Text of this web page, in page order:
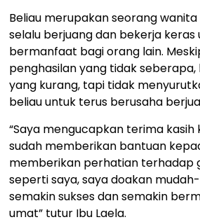
Beliau merupakan seorang
selalu berjuang dan bekerja keras
bermanfaat bagi orang lain.
penghasilan yang tidak
yang kurang, tapi tidak
beliau untuk terus berusaha
“Saya mengucapkan terima kasih
sudah memberikan bantuan
memberikan perhatian terhadap
seperti saya, saya doakan
semakin sukses dan semakin
umat” tutur Ibu Laela.